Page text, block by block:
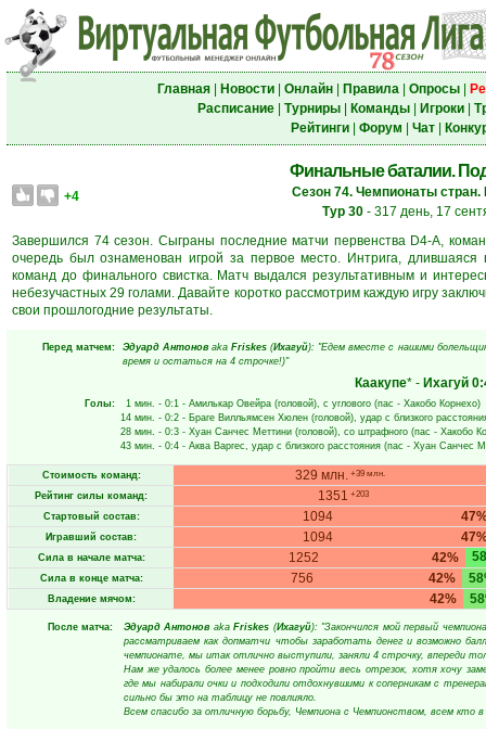
Главная| Новости| Онлайн| Правила| Опросы|
Расписание| Турниры| Команды| Игроки|
Рейтинги| Форум Чат|
Финальные баталии.
+4
Сезон 74. Чемпионаты стран.
Тур 30- 317 день, 17
Завершился 74 сезон. Сыграны последние матчи первенства D4-A,
очередь был ознаменован игрой за первое место. Интрига,
команд до финального свистка. Матч выдался результативным и
небезучастных 29 голами. Давайте коротко рассмотрим каждую игру
свои прошлогодние результаты.
Перед матчем: Эдуард Антонов aka Friskes (Ихагуй): "Едем вместе с нашими
время и остаться на 4 строчке!)"
Каакупе* - Ихагуй
Голы: 1 мин. - 0:1 - Амилькар Овейра (головой), с углового (пас - Хакобо Корнехо)
14 мин. - 0:2 - Браге Вилльямсен Хюлен (головой), удар с близкого
28 мин. - 0:3 - Хуан Санчес Меттини (головой), со штрафного (пас - Хакобо
43 мин. - 0:4 - Аква Варгес, удар с близкого расстояния (пас - Хуан Санчес
Стоимость команд: 329 млн. +39 млн.
Рейтинг силы команд: 1351 +203
Стартовый состав: 1094
Игравший состав: 1094
Сила в начале матча: 42%
1252
Сила в конце матча: 42%
756
Владение мячом: 42%
После матча: Эдуард Антонов aka Friskes (Ихагуй): "Закончился мой первый
рассматриваем как допматчи чтобы заработать денег и возможно
чемпионате, мы итак отлично выступили, заняли 4 строчку, впереди
Нам же удалось более менее ровно пройти весь отрезок, хотя хочу
где мы набирали очки и подходили отдохнувшими к соперникам с
сильно бы это на таблицу не повлияло.
Всем спасибо за отличную борьбу, Чемпиона с Чемпионством, всем кто